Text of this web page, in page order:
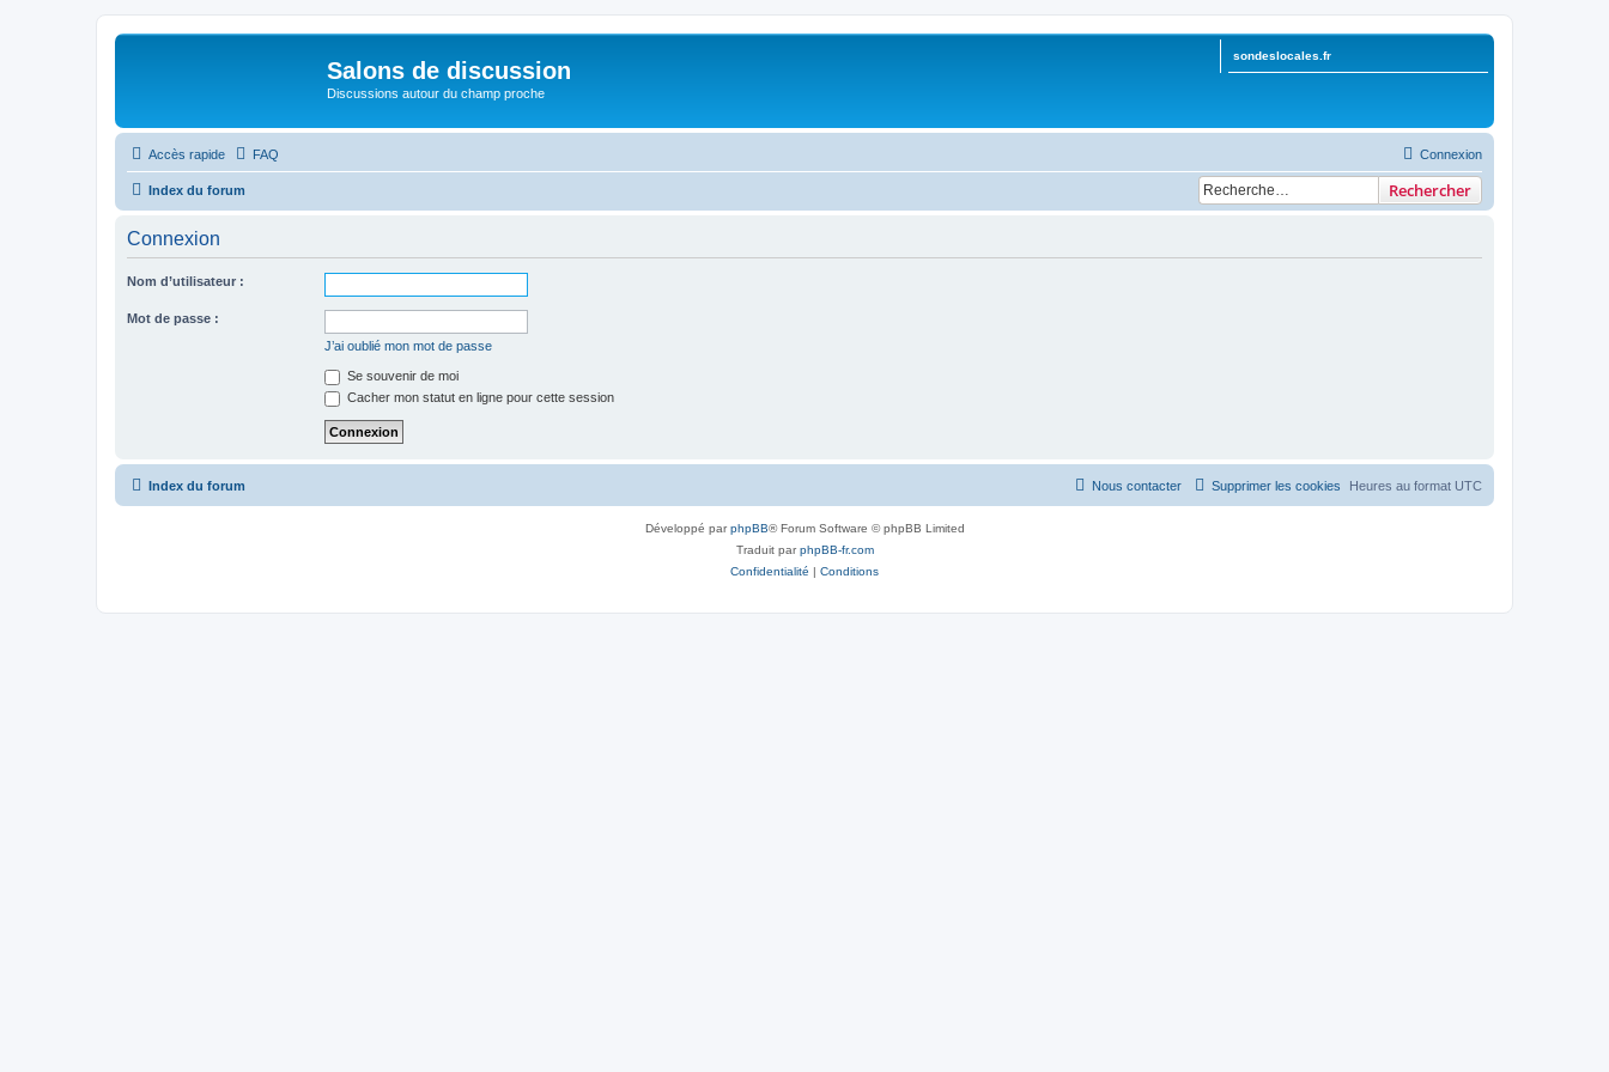
Salons de discussion
Discussions autour du champ proche
sondeslocales.fr
Accès rapide FAQ Connexion
Index du forum Rechercher
Connexion
Nom d’utilisateur :
Mot de passe :
J’ai oublié mon mot de passe
Se souvenir de moi
Cacher mon statut en ligne pour cette session
Index du forum Heures au format UTC
Supprimer les cookies
Nous contacter
Développé parphpBB® Forum Software © phpBB Limited
Traduit parphpBB-fr.com
Confidentialité | Conditions